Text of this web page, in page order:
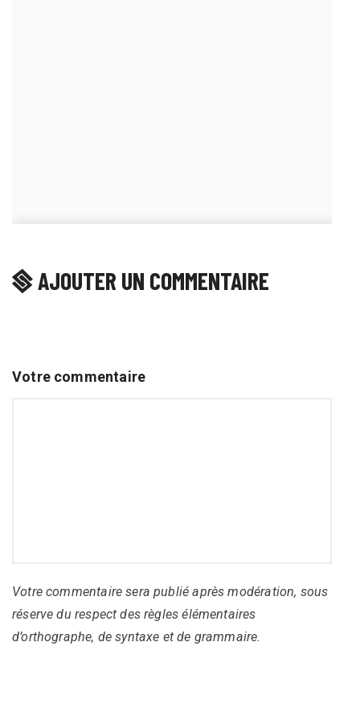
AJOUTER UN COMMENTAIRE
Votre commentaire
Votre commentaire sera publié après modération, sous
réserve du respect des règles élémentaires
d’orthographe, de syntaxe et de grammaire.